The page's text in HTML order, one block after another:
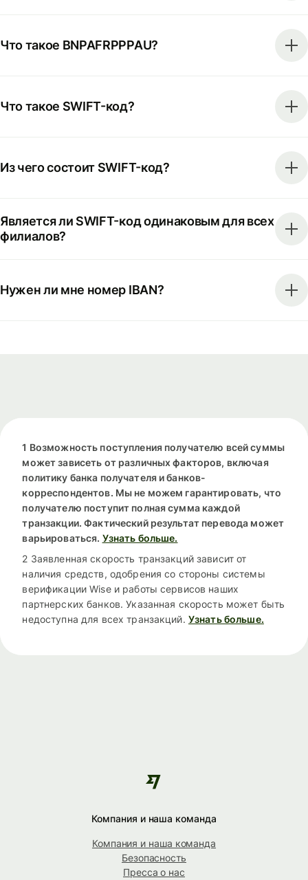
Что такое BNPAFRPPPAU?
Что такое SWIFT-код?
Из чего состоит SWIFT-код?
Является ли SWIFT-код одинаковым для всех
филиалов?
Нужен ли мне номер IBAN?
1 Возможность поступления получателю всей суммы
может зависеть от различных факторов, включая
политику банка получателя и банков-
корреспондентов. Мы не можем гарантировать, что
получателю поступит полная сумма каждой
транзакции. Фактический результат перевода может
варьироваться. Узнать больше.
2 Заявленная скорость транзакций зависит от
наличия средств, одобрения со стороны системы
верификации Wise и работы сервисов наших
партнерских банков. Указанная скорость может быть
недоступна для всех транзакций. Узнать больше.
Компания и наша команда
Компания и наша команда
Безопасность
Пресса о нас